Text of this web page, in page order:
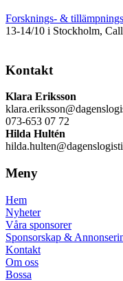
Forsknings- &
13-14/10 i Stockholm,
Kontakt
Klara Eriksson
073-653 07 72
Hilda Hultén
Meny
Hem
Nyheter
Våra sponsorer
Sponsorskap &
Kontakt
Om oss
Bossa